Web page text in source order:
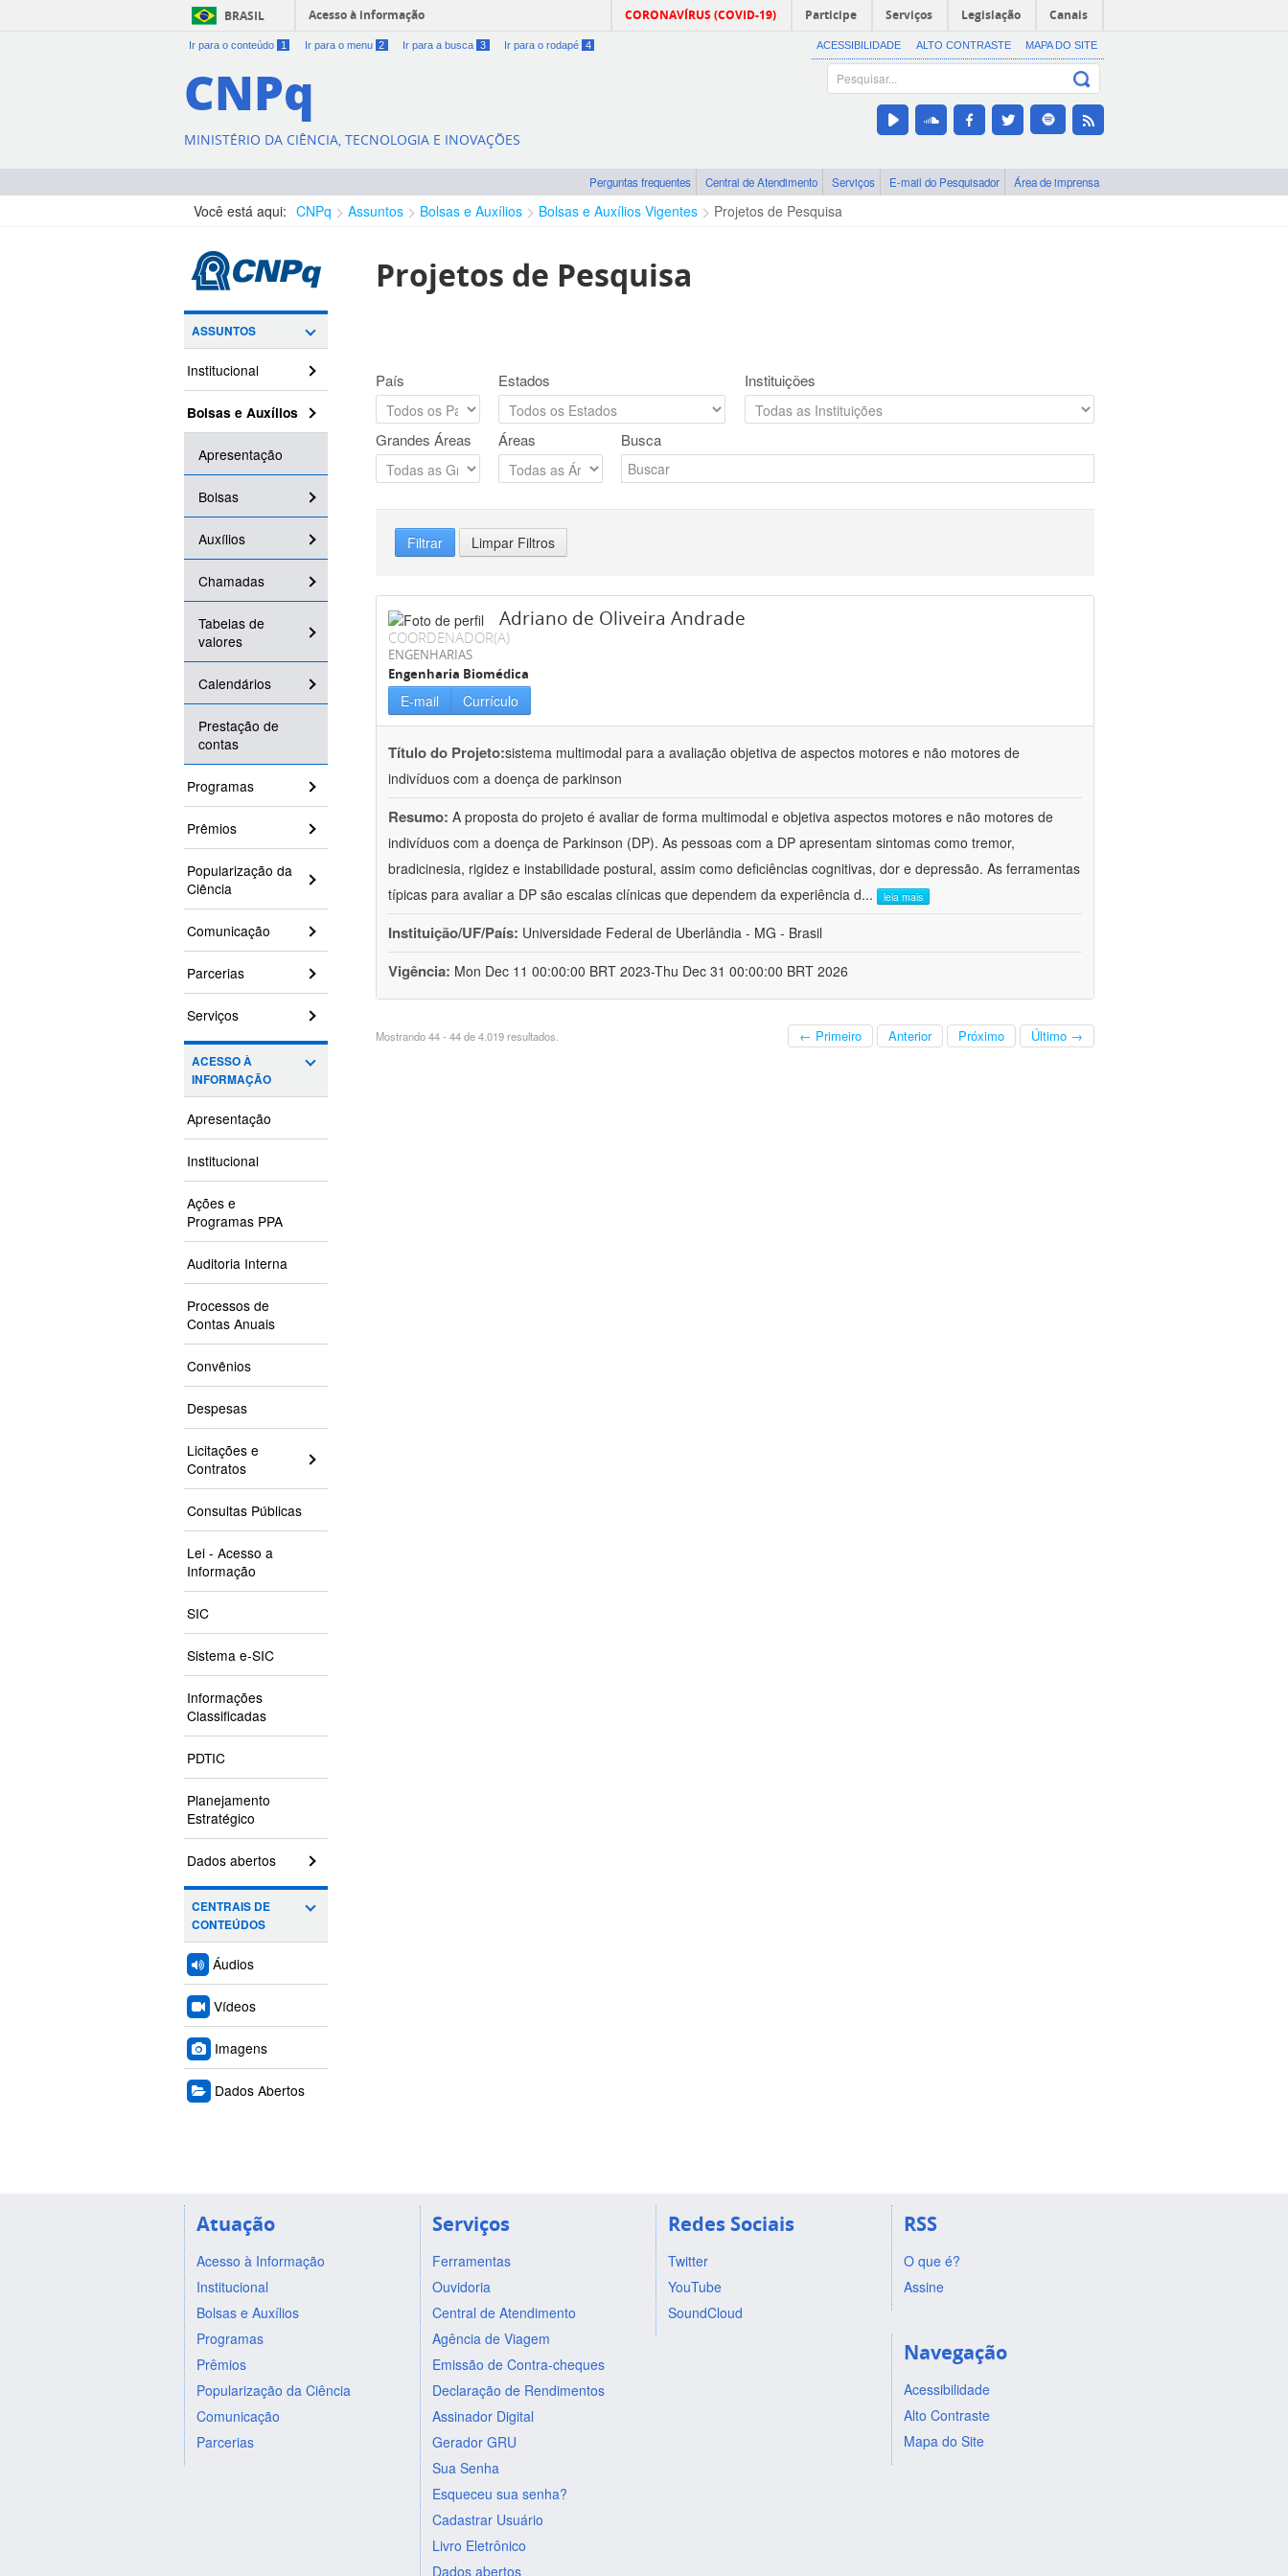
BRASIL Acesso à informação CORONAVÍRUS (COVID-19) Participe Serviços Legislação Canais
Ir para o conteúdo 1 Ir para o menu 2 Ir para a busca 3 Ir para o rodapé 4 ACESSIBILIDADE ALTO CONTRASTE MAPA DO SITE
CNPq
MINISTÉRIO DA CIÊNCIA, TECNOLOGIA E INOVAÇÕES
Perguntas frequentes Central de Atendimento Serviços E-mail do Pesquisador Área de imprensa
Você está aqui: CNPq Assuntos Bolsas e Auxílios Bolsas e Auxílios Vigentes Projetos de Pesquisa
ASSUNTOS
Institucional
Bolsas e Auxílios
Apresentação
Bolsas
Auxílios
Chamadas
Tabelas de
valores
Calendários
Prestação de
contas
Programas
Prêmios
Popularização da
Ciência
Comunicação
Parcerias
Serviços
ACESSO À
INFORMAÇÃO
Apresentação
Institucional
Ações e
Programas PPA
Auditoria Interna
Processos de
Contas Anuais
Convênios
Despesas
Licitações e
Contratos
Consultas Públicas
Lei - Acesso a
Informação
SIC
Sistema e-SIC
Informações
Classificadas
PDTIC
Planejamento
Estratégico
Dados abertos
CENTRAIS DE
CONTEÚDOS
Áudios
Vídeos
Imagens
Dados Abertos
Projetos de Pesquisa
País Estados Instituições
Grandes Áreas Áreas Busca
Filtrar Limpar Filtros
Adriano de Oliveira Andrade
COORDENADOR(A)
ENGENHARIAS
Engenharia Biomédica
E-mail Currículo
Título do Projeto:sistema multimodal para a avaliação objetiva de aspectos motores e não motores de
indivíduos com a doença de parkinson
Resumo: A proposta do projeto é avaliar de forma multimodal e objetiva aspectos motores e não motores de
indivíduos com a doença de Parkinson (DP). As pessoas com a DP apresentam sintomas como tremor,
bradicinesia, rigidez e instabilidade postural, assim como deficiências cognitivas, dor e depressão. As ferramentas
típicas para avaliar a DP são escalas clínicas que dependem da experiência d... leia mais
Instituição/UF/País: Universidade Federal de Uberlândia - MG - Brasil
Vigência: Mon Dec 11 00:00:00 BRT 2023-Thu Dec 31 00:00:00 BRT 2026
Mostrando 44 - 44 de 4.019 resultados. ← Primeiro Anterior Próximo Último →
Atuação
Acesso à Informação
Institucional
Bolsas e Auxílios
Programas
Prêmios
Popularização da Ciência
Comunicação
Parcerias
Serviços
Ferramentas
Ouvidoria
Central de Atendimento
Agência de Viagem
Emissão de Contra-cheques
Declaração de Rendimentos
Assinador Digital
Gerador GRU
Sua Senha
Esqueceu sua senha?
Cadastrar Usuário
Livro Eletrônico
Dados abertos
Redes Sociais
Twitter
YouTube
SoundCloud
RSS
O que é?
Assine
Navegação
Acessibilidade
Alto Contraste
Mapa do Site